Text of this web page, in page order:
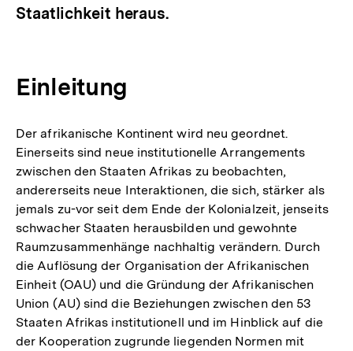
Staatlichkeit heraus.
Einleitung
Der afrikanische Kontinent wird neu geordnet.
Einerseits sind neue institutionelle Arrangements
zwischen den Staaten Afrikas zu beobachten,
andererseits neue Interaktionen, die sich, stärker als
jemals zu-vor seit dem Ende der Kolonialzeit, jenseits
schwacher Staaten herausbilden und gewohnte
Raumzusammenhänge nachhaltig verändern. Durch
die Auflösung der Organisation der Afrikanischen
Einheit (OAU) und die Gründung der Afrikanischen
Union (AU) sind die Beziehungen zwischen den 53
Staaten Afrikas institutionell und im Hinblick auf die
der Kooperation zugrunde liegenden Normen mit